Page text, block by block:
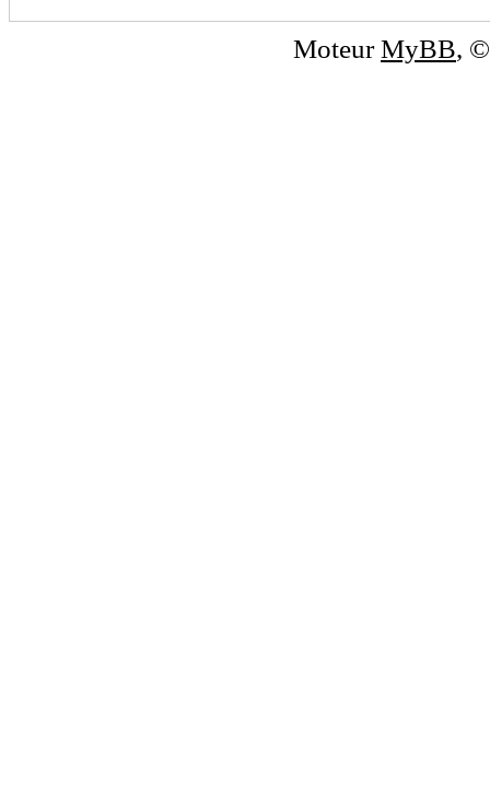
MoteurMyBB,